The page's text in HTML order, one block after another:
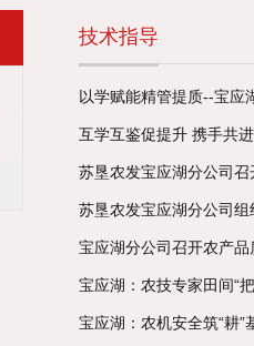
技术指导
以学赋能精管提质--宝应
互学互鉴促提升 携手共
苏垦农发宝应湖分公司
苏垦农发宝应湖分公司
宝应湖分公司召开农产
宝应湖：农技专家田间“
宝应湖：农机安全筑“耕”